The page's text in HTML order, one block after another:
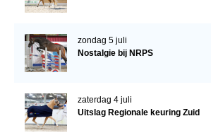
zondag 5 juli
Nostalgie bij NRPS
zaterdag 4 juli
Uitslag Regionale keuring Zuid